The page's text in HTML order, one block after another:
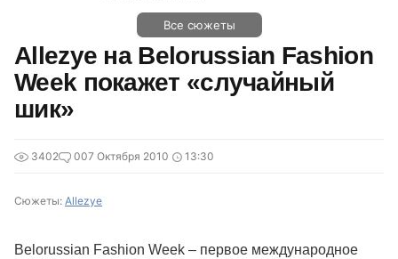
Все сюжеты
Allezye на Belorussian Fashion
Week покажет «случайный
шик»
3402 007 Октября 2010 13:30
Сюжеты: Allezye
Belorussian Fashion Week – первое международное